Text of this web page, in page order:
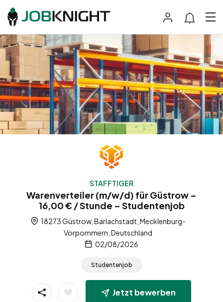
STAFFTIGER
Warenverteiler (m/w/d) für Güstrow –
16,00 € / Stunde – Studentenjob
18273 Güstrow, Barlachstadt, Mecklenburg-
Vorpommern, Deutschland
02/08/2026
Studentenjob
Jetzt bewerben